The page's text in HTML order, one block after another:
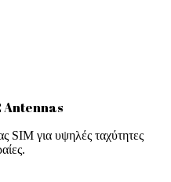
Antennas
SIM για υψηλές ταχύτητες